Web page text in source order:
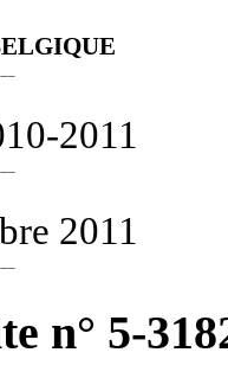
2011
2011
n° 5-